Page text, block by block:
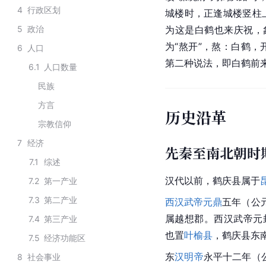
4 行政区划
5 政治
6
人口
6.1
人口数量
民族
方言
宗教信仰
7 经济
7.1
综述
7.2 第一产业
7.3 第二产业
7.4 第三产业
7.5 经济功能区
8 社会事业
城楼时，正逢城楼竖柱
为这是白鹤也来庆祝，
为“熬开”，熬：白鹤
第二种说法，即白鹤前
历史沿革
先秦至南北朝时
汉代以前，鹤庆县属于
西汉武帝元鼎五年（公
属越想郡。西汉武帝
也置叶榆县 ，鹤庆县东
东汉明帝永平十二年（